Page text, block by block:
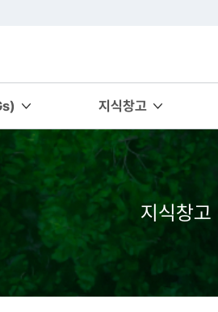
지식창고
지식창고